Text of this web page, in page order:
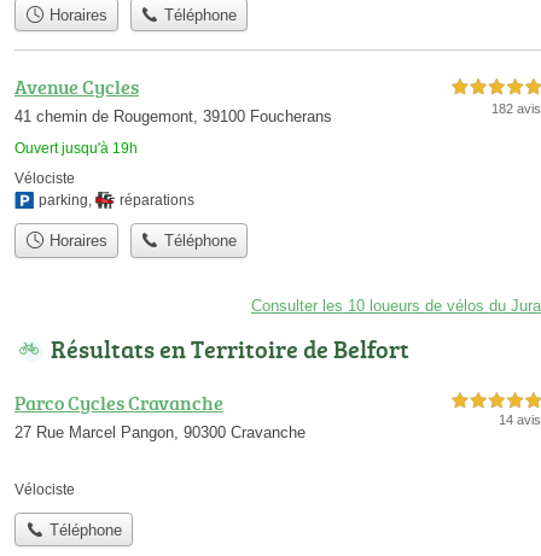
Horaires Téléphone
Avenue Cycles
41 chemin de Rougemont, 39100 Foucherans
Ouvert jusqu'à 19h
5,0 étoiles sur 5
182 avis
Vélociste
parking, réparations
Horaires Téléphone
Consulter les 10 loueurs de vélos du Jura
Résultats en Territoire de Belfort
Parco Cycles Cravanche
27 Rue Marcel Pangon, 90300 Cravanche
5,0 étoiles sur 5
14 avis
Vélociste
Téléphone